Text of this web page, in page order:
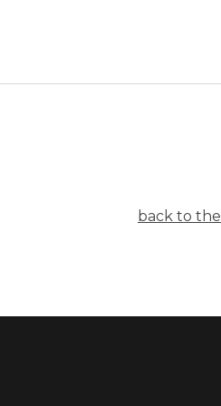
back to